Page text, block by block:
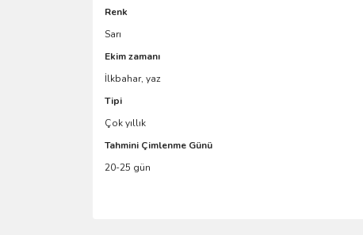
Renk
Sarı
Ekim zamanı
İlkbahar, yaz
Tipi
Çok yıllık
Tahmini Çimlenme Günü
20-25 gün